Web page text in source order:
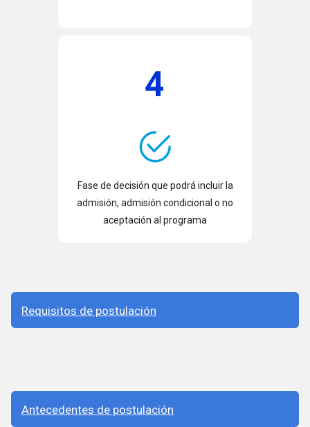
4
Fase de decisión que podrá incluir la
admisión, admisión condicional o no
aceptación al programa
Requisitos de postulación
Antecedentes de postulación